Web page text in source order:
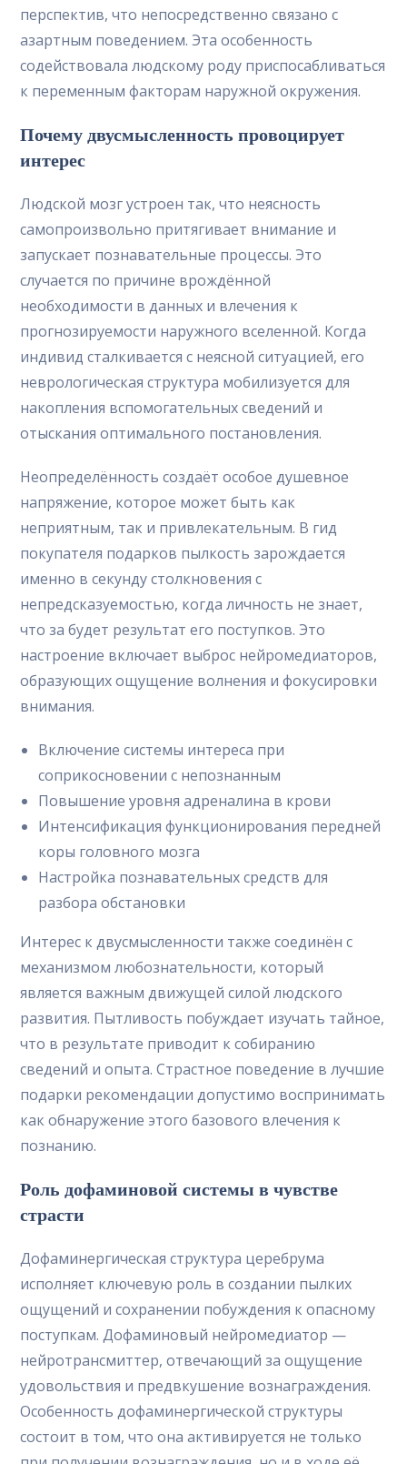
перспектив, что непосредственно связано с
азартным поведением. Эта особенность
содействовала людскому роду приспосабливаться
к переменным факторам наружной окружения.
Почему двусмысленность провоцирует
интерес
Людской мозг устроен так, что неясность
самопроизвольно притягивает внимание и
запускает познавательные процессы. Это
случается по причине врождённой
необходимости в данных и влечения к
прогнозируемости наружного вселенной. Когда
индивид сталкивается с неясной ситуацией, его
неврологическая структура мобилизуется для
накопления вспомогательных сведений и
отыскания оптимального постановления.
Неопределённость создаёт особое душевное
напряжение, которое может быть как
неприятным, так и привлекательным. В гид
покупателя подарков пылкость зарождается
именно в секунду столкновения с
непредсказуемостью, когда личность не знает,
что за будет результат его поступков. Это
настроение включает выброс нейромедиаторов,
образующих ощущение волнения и фокусировки
внимания.
Включение системы интереса при
соприкосновении с непознанным
Повышение уровня адреналина в крови
Интенсификация функционирования передней
коры головного мозга
Настройка познавательных средств для
разбора обстановки
Интерес к двусмысленности также соединён с
механизмом любознательности, который
является важным движущей силой людского
развития. Пытливость побуждает изучать тайное,
что в результате приводит к собиранию
сведений и опыта. Страстное поведение в лучшие
подарки рекомендации допустимо воспринимать
как обнаружение этого базового влечения к
познанию.
Роль дофаминовой системы в чувстве
страсти
Дофаминергическая структура церебрума
исполняет ключевую роль в создании пылких
ощущений и сохранении побуждения к опасному
поступкам. Дофаминовый нейромедиатор —
нейротрансмиттер, отвечающий за ощущение
удовольствия и предвкушение вознаграждения.
Особенность дофаминергической структуры
состоит в том, что она активируется не только